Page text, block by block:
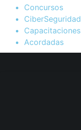
Concursos
CiberSeguridad
Capacitaciones
Acordadas